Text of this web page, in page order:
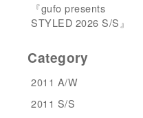
『gufo presents
STYLED 2026 S/S』
Category
2011 A/W
2011 S/S